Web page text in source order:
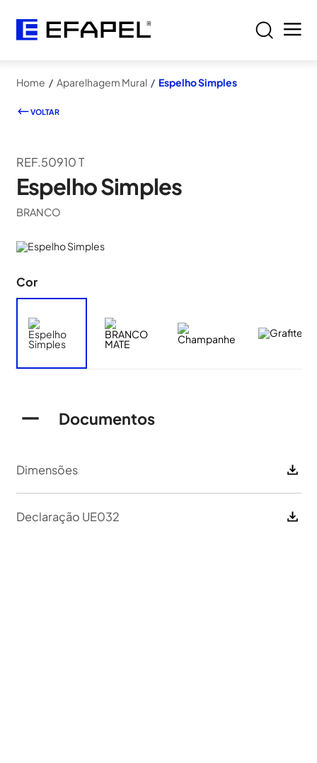
Home / Aparelhagem Mural / Espelho Simples
VOLTAR
REF.50910 T
Espelho Simples
BRANCO
Cor
Documentos
Dimensões
Declaração UE032